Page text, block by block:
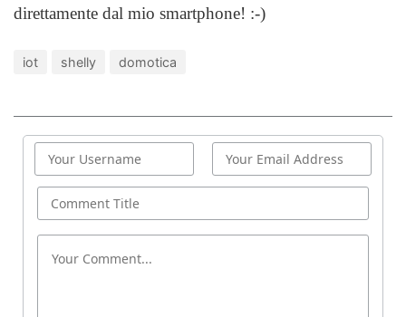
direttamente dal mio smartphone! :-)
iot shelly domotica